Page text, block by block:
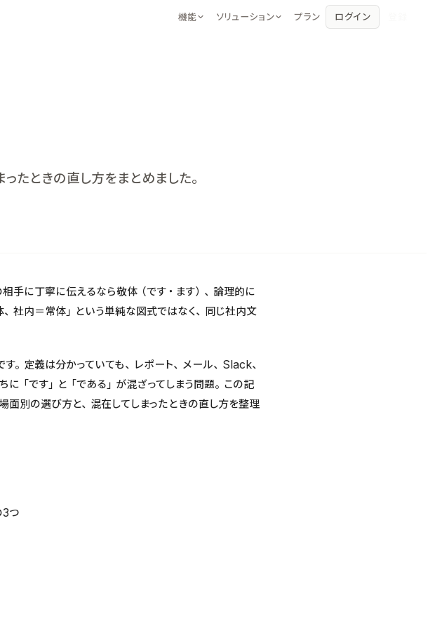
機能 ソリューション プラン ログイン
たときの直し方をまとめました。
手に丁寧に伝えるなら敬体（です・ます）、論理的に
社内＝常体」という単純な図式ではなく、同じ社内文
。定義は分かっていても、レポート、メール、Slack、
「です」と「である」が混ざってしまう問題。この記
別の選び方と、混在してしまったときの直し方を整理
3つ